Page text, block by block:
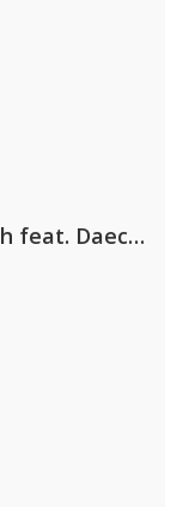
Hugel x Topic x Arash feat. Daecolm